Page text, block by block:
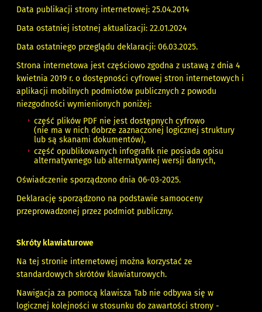
Data publikacji strony internetowej: 25.04.2014
Data ostatniej istotnej aktualizacji: 22.01.2024
Data ostatniego przeglądu deklaracji:06.03.2025.
Strona internetowa jest częściowo zgodna z ustawą z dnia 4
kwietnia 2019 r. o dostępności cyfrowej stron internetowych i
aplikacji mobilnych podmiotów publicznych z powodu
niezgodności wymienionych poniżej:
część plików PDF nie jest dostępnych cyfrowo
(nie ma w nich dobrze zaznaczonej logicznej struktury
lub są skanami dokumentów),
część opublikowanych infografik nie posiada opisu
alternatywnego lub alternatywnej wersji danych,
Oświadczenie sporządzono dnia 06-03-2025.
Deklarację sporządzono na podstawie samooceny
przeprowadzonej przez podmiot publiczny.
Skróty klawiaturowe
Na tej stronie internetowej można korzystać ze
standardowych skrótów klawiaturowych.
Nawigacja za pomocą klawisza Tab nie odbywa się w
logicznej kolejności w stosunku do zawartości strony -